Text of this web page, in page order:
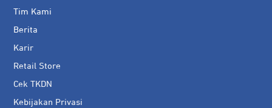
Tim Kami
Berita
Karir
Retail Store
Cek TKDN
Kebijakan Privasi